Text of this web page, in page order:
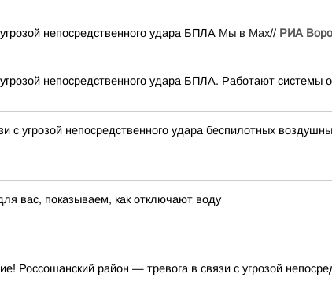
непосредственного удара БПЛА Мы в Мах// РИА
непосредственного удара БПЛА. Работают системы
с угрозой непосредственного удара беспилотных
вас, показываем, как отключают воду
Россошанский район — тревога в связи с угрозой